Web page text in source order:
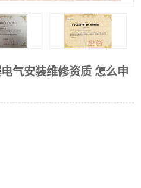
气安装维修资质 怎么申